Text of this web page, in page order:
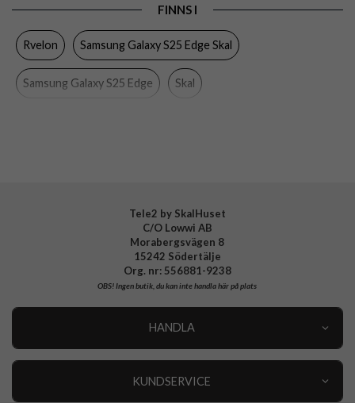
Trådlös laddning-kompatibel
Färg
FINNS I
Rvelon Samsung Galaxy S25 Edge Skal
Samsung Galaxy S25 Edge Skal
Tele2 by SkalHuset
C/O Lowwi AB
Morabergsvägen 8
15242 Södertälje
Org. nr: 556881-9238
OBS!Ingen butik, du kan inte handla här på plats
HANDLA
KUNDSERVICE